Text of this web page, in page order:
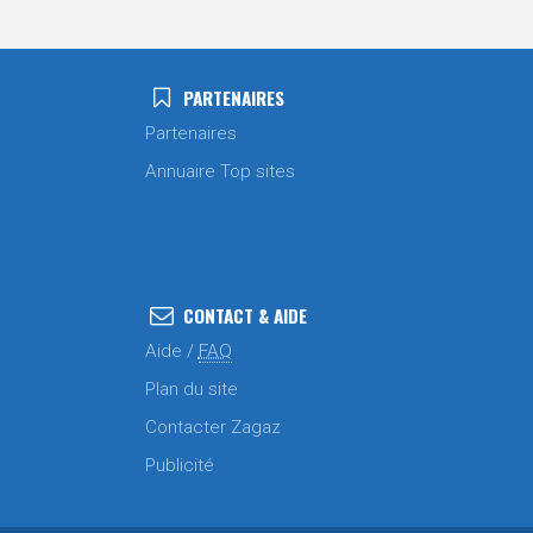
PARTENAIRES
Partenaires
Annuaire Top sites
CONTACT & AIDE
Aide / FAQ
Plan du site
Contacter Zagaz
Publicité